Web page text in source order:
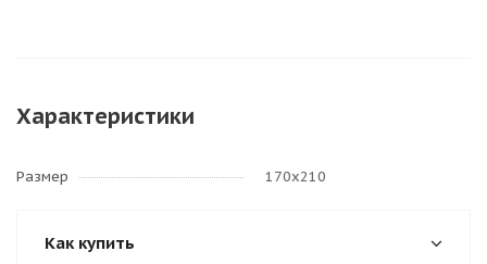
Характеристики
Размер 170х210
Как купить